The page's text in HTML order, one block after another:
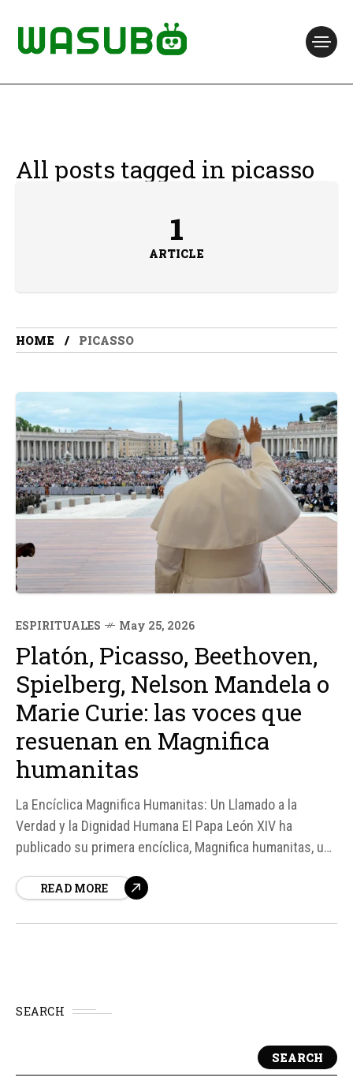
All posts tagged in picasso
1
ARTICLE
HOME PICASSO
ESPIRITUALES May 25, 2026
Platón, Picasso, Beethoven,
Spielberg, Nelson Mandela o
Marie Curie: las voces que
resuenan en Magnifica
humanitas
La Encíclica Magnifica Humanitas: Un Llamado a la
Verdad y la Dignidad Humana El Papa León XIV ha
publicado su primera encíclica, Magnifica humanitas, un
verdad y la dignidad humana en un contexto en el que la
READ MORE
SEARCH
SEARCH